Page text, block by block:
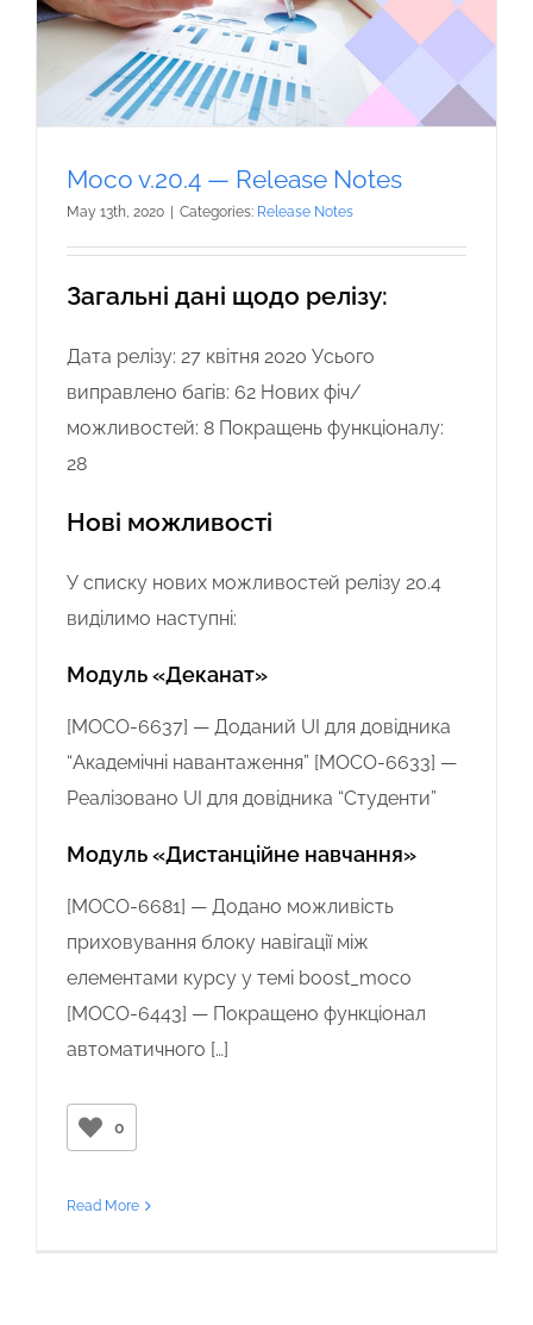
Moco v.20.4 — Release Notes
May 13th, 2020 | Categories: Release Notes
Загальні дані щодо релізу:
Дата релізу: 27 квітня 2020 Усього
виправлено багів: 62 Нових фіч/
можливостей: 8 Покращень функціоналу:
28
Нові можливості
У списку нових можливостей релізу 20.4
виділимо наступні:
Модуль «Деканат»
[MOCO-6637] — Доданий UI для довідника
“Академічні навантаження” [MOCO-6633] —
Реалізовано UI для довідника “Студенти”
Модуль «Дистанційне навчання»
[MOCO-6681] — Додано можливість
приховування блоку навігації між
елементами курсу у темі boost_moco
[MOCO-6443] — Покращено функціонал
автоматичного […]
0
Read More